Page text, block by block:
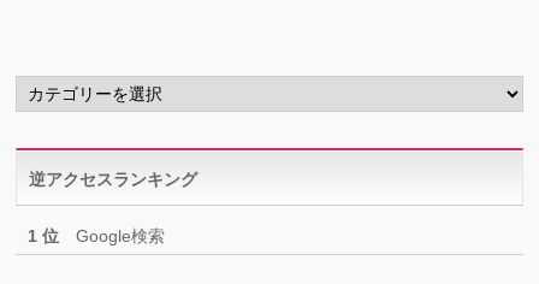
カ
テ
リ
ー逆アクセスランキング
1 位 Google検索